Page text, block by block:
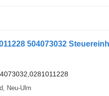
504073032
Neu-Ulm